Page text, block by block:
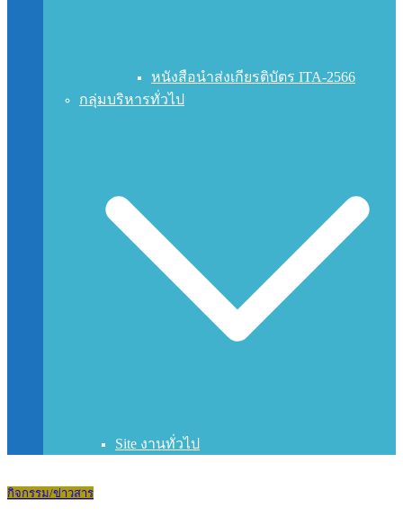
หนังสือนำส่งเกียรติบัตร ITA-2566
กลุ่มบริหารทั่วไป
Site งานทั่วไป
กิจกรรม/ข่าวสาร